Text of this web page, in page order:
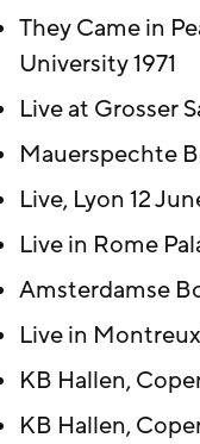
They Came in
University 1971
Live at Grosser
Mauerspechte
Live, Lyon 12
Live in Rome
Amsterdamse
Live in Montreux
KB Hallen,
KB Hallen,